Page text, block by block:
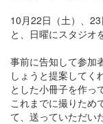
10月22日（土）、
と、日曜にスタジオ
事前に告知して参加
しょうと提案してく
とした小冊子を作っ
これまでに撮りため
て、送っていただい